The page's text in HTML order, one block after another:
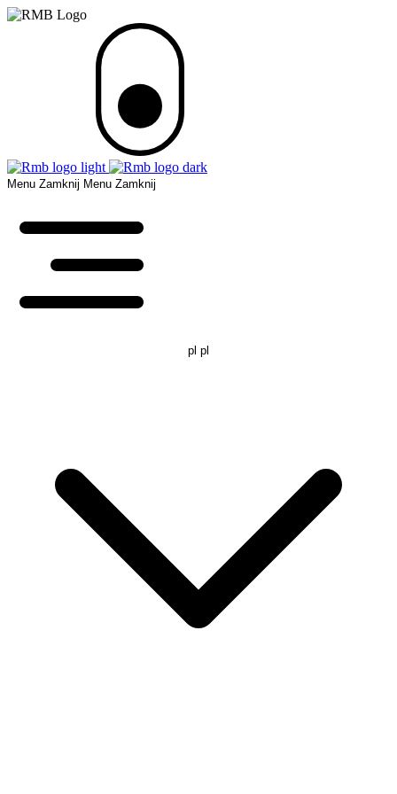
Menu Zamknij Menu Zamknij
pl pl